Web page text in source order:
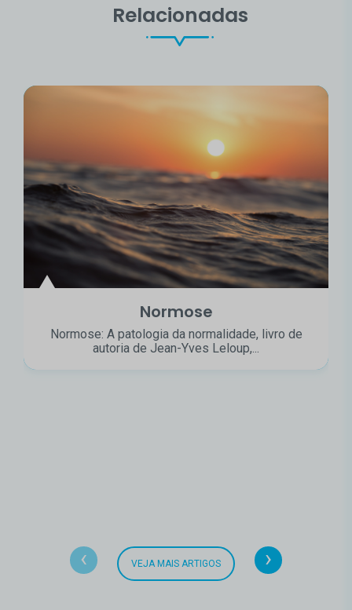
Relacionadas
Normose
Normose: A patologia da normalidade, livro de
autoria de Jean-Yves Leloup,...
‹ ›
VEJA MAIS ARTIGOS